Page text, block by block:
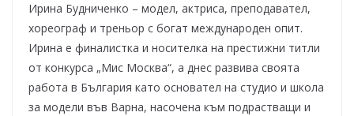
Ирина Будниченко – модел, актриса, преподавател,
хореограф и треньор с богат международен опит.
Ирина е финалистка и носителка на престижни титли
от конкурса „Мис Москва“, а днес развива своята
работа в България като основател на студио и школа
за модели във Варна, насочена към подрастващи и